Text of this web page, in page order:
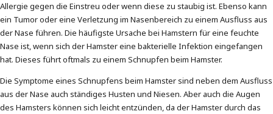
Allergie gegen die Einstreu oder wenn diese zu staubig ist. Ebenso kann
ein Tumor oder eine Verletzung im Nasenbereich zu einem Ausfluss aus
der Nase führen. Die häufigste Ursache bei Hamstern für eine feuchte
Nase ist, wenn sich der Hamster eine bakterielle Infektion eingefangen
hat. Dieses führt oftmals zu einem Schnupfen beim Hamster.
Die Symptome eines Schnupfens beim Hamster sind neben dem Ausfluss
aus der Nase auch ständiges Husten und Niesen. Aber auch die Augen
des Hamsters können sich leicht entzünden, da der Hamster durch das